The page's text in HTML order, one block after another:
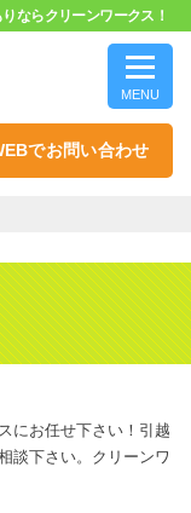
ならクリーンワークス！
MENU
でお問い合わせ
にお任せ下さい！引越
談下さい。クリーンワ